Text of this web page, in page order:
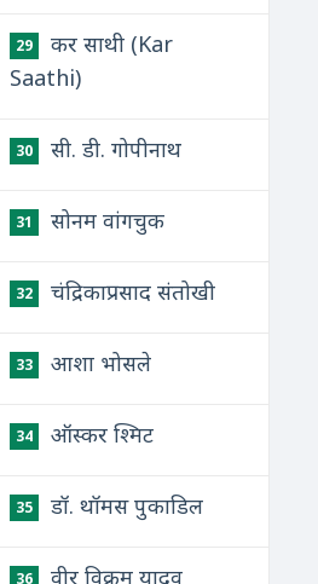
29
कर साथी (Kar
Saathi)
30 सी. डी. गोपीनाथ
31 सोनम वांगचुक
32 चंद्रिकाप्रसाद संतोखी
33 आशा भोसले
34 ऑस्कर श्मिट
35 डॉ. थॉमस पुकाडिल
36 वीर विक्रम यादव